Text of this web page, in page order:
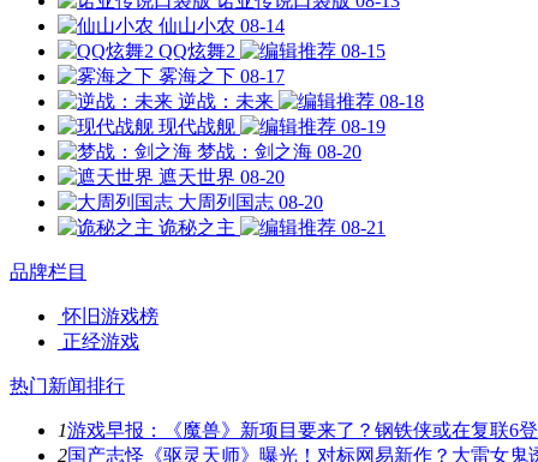
仙山小农 08-14
QQ炫舞2
08-15
雾海之下 08-17
逆战：未来
08-18
现代战舰
08-19
梦战：剑之海 08-20
遮天世界 08-20
大周列国志 08-20
诡秘之主
08-21
品牌栏目
怀旧游戏榜
正经游戏
热门新闻排行
1游戏早报：《魔兽》新项目要来了？钢铁侠或在复联6
2国产志怪《驱灵天师》曝光！对标网易新作？大雷女鬼